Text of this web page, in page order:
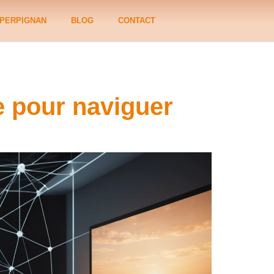
BLOG CONTACT
pour naviguer